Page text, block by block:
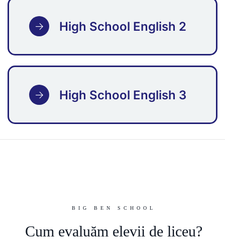
High School English 2
High School English 3
BIG BEN SCHOOL
Cum evaluăm elevii de liceu?